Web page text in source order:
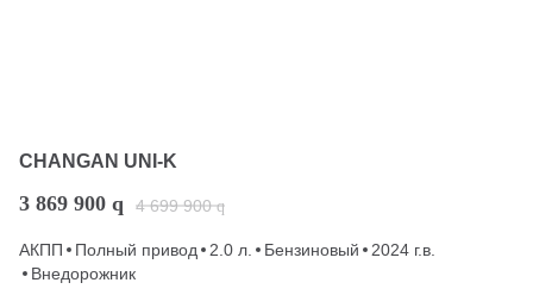
CHANGAN UNI-K
3 869 900 q 4 699 900 q
АКПП Полный привод 2.0 л. Бензиновый
2024 г.в.
Внедорожник